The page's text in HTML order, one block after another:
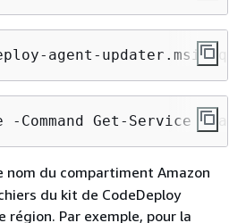
agent-updater.msi
Command Get-Service -
nom du compartiment Amazon
du kit de CodeDeploy
région. Par exemple, pour la